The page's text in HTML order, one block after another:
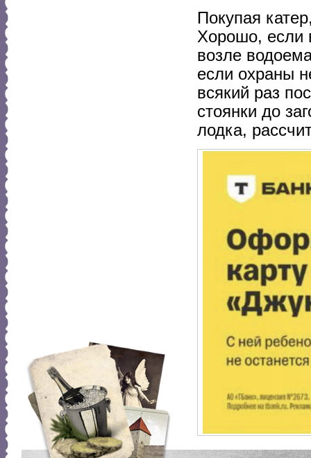
Покупая
Хорошо, если
возле
если охраны
всякий раз
стоянки до
лодка,